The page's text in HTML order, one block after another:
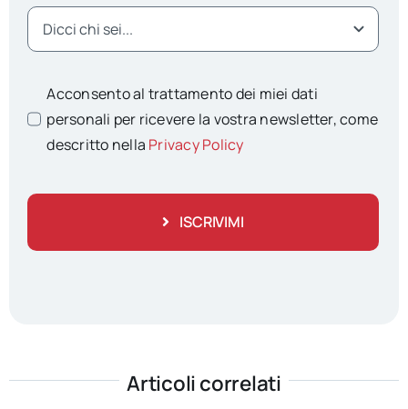
Acconsento al trattamento dei miei dati
personali per ricevere la vostra newsletter, come
descritto nella Privacy Policy
ISCRIVIMI
Articoli correlati